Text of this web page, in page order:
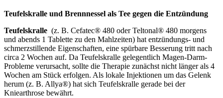
Teufelskralle und Brennnessel als Tee gegen die Entzündung
Teufelskralle (z. B. Cefatec® 480 oder Teltonal® 480 morgens
und abends 1 Tablette zu den Mahlzeiten) hat entzündungs- und
schmerzstillende Eigenschaften, eine spürbare Besserung tritt nach
circa 2 Wochen auf. Da Teufelskralle gelegentlich Magen-Darm-
Probleme verursacht, sollte die Therapie zunächst nicht länger als 4
Wochen am Stück erfolgen. Als lokale Injektionen um das Gelenk
herum (z. B. Allya®) hat sich Teufelskralle gerade bei der
Kniearthrose bewährt.